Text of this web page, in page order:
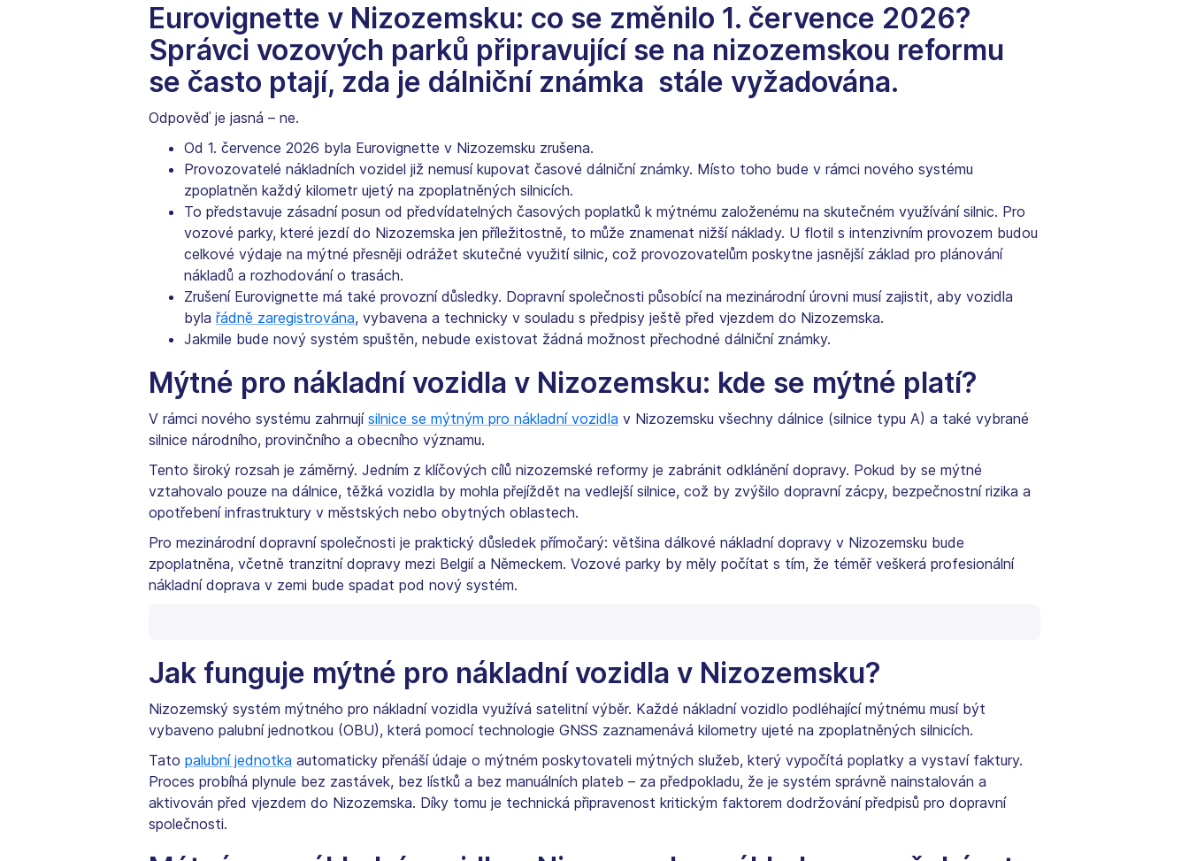
Eurovignette v Nizozemsku: co se změnilo 1. července 2026?
Správci vozových parků připravující se na nizozemskou reformu
se často ptají, zda je dálniční známka stále vyžadována.
Odpověď je jasná – ne.
Od 1. července 2026 byla Eurovignette v Nizozemsku zrušena.
Provozovatelé nákladních vozidel již nemusí kupovat časové dálniční známky. Místo toho bude v rámci nového systému
zpoplatněn každý kilometr ujetý na zpoplatněných silnicích.
To představuje zásadní posun od předvídatelných časových poplatků k mýtnému založenému na skutečném využívání silnic. Pro
vozové parky, které jezdí do Nizozemska jen příležitostně, to může znamenat nižší náklady. U flotil s intenzivním provozem budou
celkové výdaje na mýtné přesněji odrážet skutečné využití silnic, což provozovatelům poskytne jasnější základ pro plánování
nákladů a rozhodování o trasách.
Zrušení Eurovignette má také provozní důsledky. Dopravní společnosti působící na mezinárodní úrovni musí zajistit, aby vozidla
byla řádně zaregistrována, vybavena a technicky v souladu s předpisy ještě před vjezdem do Nizozemska.
Jakmile bude nový systém spuštěn, nebude existovat žádná možnost přechodné dálniční známky.
Mýtné pro nákladní vozidla v Nizozemsku: kde se mýtné platí?
V rámci nového systému zahrnují silnice se mýtným pro nákladní vozidla v Nizozemsku všechny dálnice (silnice typu A) a také vybrané
silnice národního, provinčního a obecního významu.
Tento široký rozsah je záměrný. Jedním z klíčových cílů nizozemské reformy je zabránit odklánění dopravy. Pokud by se mýtné
vztahovalo pouze na dálnice, těžká vozidla by mohla přejíždět na vedlejší silnice, což by zvýšilo dopravní zácpy, bezpečnostní rizika a
opotřebení infrastruktury v městských nebo obytných oblastech.
Pro mezinárodní dopravní společnosti je praktický důsledek přímočarý: většina dálkové nákladní dopravy v Nizozemsku bude
zpoplatněna, včetně tranzitní dopravy mezi Belgií a Německem. Vozové parky by měly počítat s tím, že téměř veškerá profesionální
nákladní doprava v zemi bude spadat pod nový systém.
Jak funguje mýtné pro nákladní vozidla v Nizozemsku?
Nizozemský systém mýtného pro nákladní vozidla využívá satelitní výběr. Každé nákladní vozidlo podléhající mýtnému musí být
vybaveno palubní jednotkou (OBU), která pomocí technologie GNSS zaznamenává kilometry ujeté na zpoplatněných silnicích.
Tato palubní jednotka automaticky přenáší údaje o mýtném poskytovateli mýtných služeb, který vypočítá poplatky a vystaví faktury.
Proces probíhá plynule bez zastávek, bez lístků a bez manuálních plateb – za předpokladu, že je systém správně nainstalován a
aktivován před vjezdem do Nizozemska. Díky tomu je technická připravenost kritickým faktorem dodržování předpisů pro dopravní
společnosti.